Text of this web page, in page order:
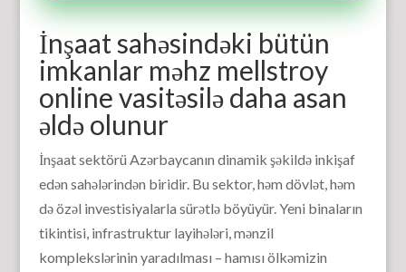
İnşaat sahəsindəki bütün
imkanlar məhz mellstroy
online vasitəsilə daha asan
əldə olunur
İnşaat sektörü Azərbaycanın dinamik şəkildə inkişaf
edən sahələrindən biridir. Bu sektor, həm dövlət, həm
də özəl investisiyalarla sürətlə böyüyür. Yeni binaların
tikintisi, infrastruktur layihələri, mənzil
komplekslərinin yaradılması – hamısı ölkəmizin